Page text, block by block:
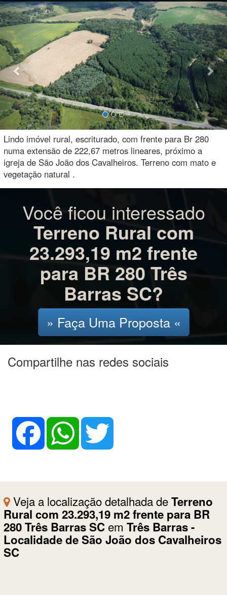
Previous
Lindo imóvel rural, escriturado, com frente para Br 280
numa extensão de 222,67 metros lineares, próximo a
igreja de São João dos Cavalheiros. Terreno com mato e
vegetação natural .
Você ficou interessado
Terreno Rural com
23.293,19 m2 frente
para BR 280 Três
Barras SC?
» Faça Uma Proposta «
Compartilhe nas redes sociais
Facebook WhatsApp
Veja a localização detalhada deTerreno
Rural com 23.293,19 m2 frente para BR
280 Três Barras SCem Três Barras -
Localidade de São João dos Cavalheiros
SC